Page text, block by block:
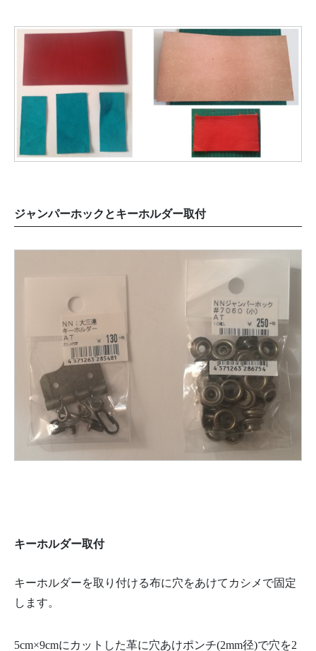
ジャンパーホックとキーホルダー取付
キーホルダー取付
キーホルダーを取り付ける布に穴をあけてカシメで固定
します。
5cm×9cmにカットした革に穴あけポンチ(2mm径)で穴を2